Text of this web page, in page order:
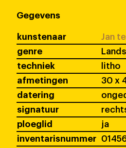
Gegevens
kunstenaar
Jan
genre
techniek
litho
afmetingen
30 x
datering
signatuur
ploeglid
ja
inventarisnummer